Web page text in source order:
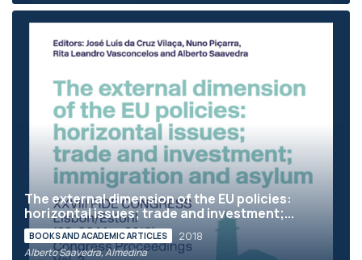
The external dimension of the EU policies:
horizontal issues; trade and investment;...
BOOKS AND ACADEMIC ARTICLES 2018
Alberto Saavedra, Almedina